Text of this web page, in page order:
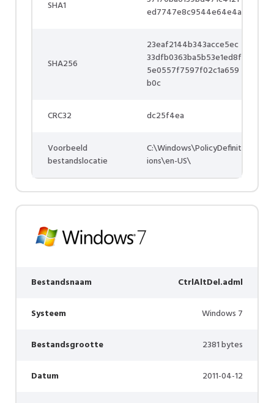
SHA1
ed7747e8c9544e64e4a
SHA256
23eaf2144b343acce5ec
33dfb0363ba5b53e1ed8f
5e0557f7597f02c1a659
b0c
CRC32 dc25f4ea
Voorbeeld
bestandslocatie
C:\Windows\PolicyDefinit
ions\en-US\
Bestandsnaam CtrlAltDel.adml
Systeem Windows 7
Bestandsgrootte 2381 bytes
Datum 2011-04-12